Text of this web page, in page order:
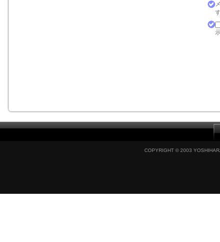
COPYRIGHT © 2003